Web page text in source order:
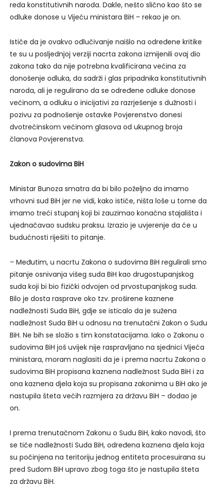
reda konstitutivnih naroda. Dakle, nešto slično kao što se
odluke donose u Vijeću ministara BiH – rekao je on.
Ističe da je ovakvo odlučivanje naišlo na određene kritike
te su u posljednjoj verziji nacrta zakona izmijenili ovaj dio
zakona tako da nije potrebna kvalificirana većina za
donošenje odluka, da sadrži i glas pripadnika konstitutivnih
naroda, ali je regulirano da se određene odluke donose
većinom, a odluku o inicijativi za razrješenje s dužnosti i
pozivu za podnošenje ostavke Povjerenstvo donesi
dvotrećinskom većinom glasova od ukupnog broja
članova Povjerenstva.
Zakon o sudovima BiH
Ministar Bunoza smatra da bi bilo poželjno da imamo
vrhovni sud BiH jer ne vidi, kako ističe, ništa loše u tome da
imamo treći stupanj koji bi zauzimao konačna stajališta i
ujednačavao sudsku praksu. Izrazio je uvjerenje da će u
budućnosti riješiti to pitanje.
– Međutim, u nacrtu Zakona o sudovima BiH regulirali smo
pitanje osnivanja višeg suda BiH kao drugostupanjskog
suda koji bi bio fizički odvojen od prvostupanjskog suda.
Bilo je dosta rasprave oko tzv. proširene kaznene
nadležnosti Suda BiH, gdje se isticalo da je sužena
nadležnost Suda BiH u odnosu na trenutačni Zakon o Sudu
BiH. Ne bih se složio s tim konstatacijama. Iako o Zakonu o
sudovima BiH još uvijek nije raspravljano na sjednici Vijeća
ministara, moram naglasiti da je i prema nacrtu Zakona o
sudovima BiH propisana kaznena nadležnost Suda BiH i za
ona kaznena djela koja su propisana zakonima u BiH ako je
nastupila šteta većih razmjera za državu BiH – dodao je
on.
I prema trenutačnom Zakonu o Sudu BiH, kako navodi, što
se tiče nadležnosti Suda BiH, određena kaznena djela koja
su počinjena na teritoriju jednog entiteta procesuirana su
pred Sudom BiH upravo zbog toga što je nastupila šteta
za državu BiH.